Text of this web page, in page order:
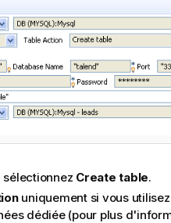
sélectionnez Create table.
uniquement si vous
dédiée (pour plus